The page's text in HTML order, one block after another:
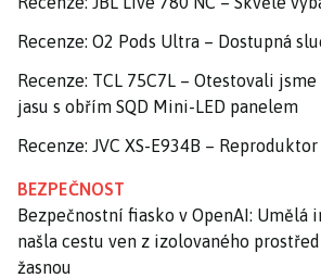
Recenze: O2 Pods Ultra – Dostupná
Recenze: TCL 75C7L – Otestovali
jasu s obřím SQD Mini-LED panelem
Recenze: JVC XS-E934B –
BEZPEČNOST
Bezpečnostní fiasko v OpenAI: Umělá
našla cestu ven z izolovaného
žasnou